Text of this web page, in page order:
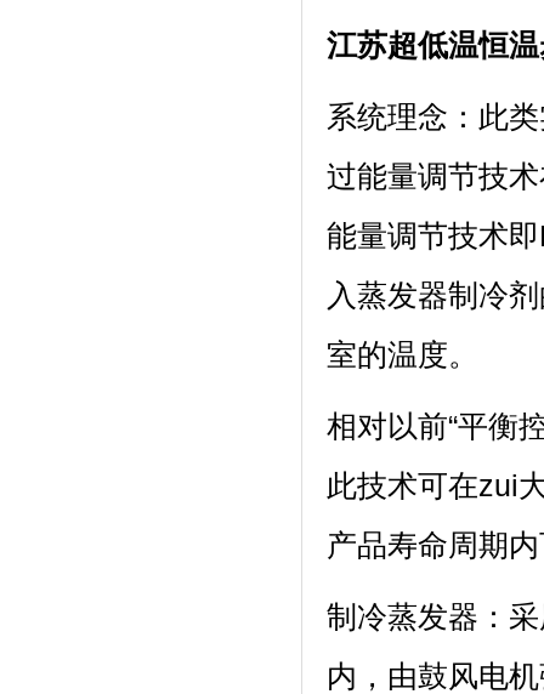
江苏超低温恒
系统理念：此
过能量调节技术
能量调节技术即
入蒸发器制冷剂
室的温度。
相对以前“平衡控
此技术可在zui
产品寿命周期
制冷蒸发器
内，由鼓风电